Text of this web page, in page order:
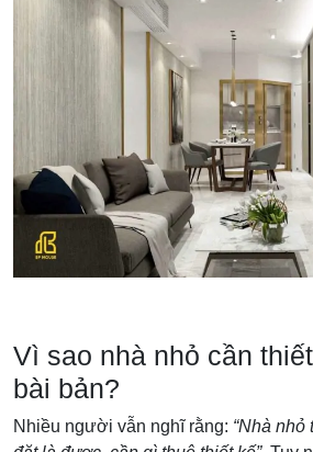
Vì sao nhà nhỏ cần
bài bản?
Nhiều người vẫn nghĩ rằng: “Nhà nhỏ